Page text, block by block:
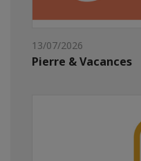
13/07/2026
Pierre & Vacances